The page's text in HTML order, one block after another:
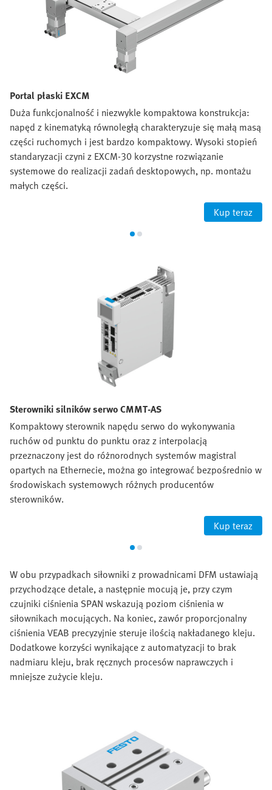
Portal płaski EXCM
Duża funkcjonalność i niezwykle kompaktowa konstrukcja:
napęd z kinematyką równoległą charakteryzuje się małą masą
części ruchomych i jest bardzo kompaktowy. Wysoki stopień
standaryzacji czyni z EXCM-30 korzystne rozwiązanie
systemowe do realizacji zadań desktopowych, np. montażu
małych części.
Kup teraz
Sterowniki silników serwo CMMT-AS
Kompaktowy sterownik napędu serwo do wykonywania
ruchów od punktu do punktu oraz z interpolacją
przeznaczony jest do różnorodnych systemów magistral
opartych na Ethernecie, można go integrować bezpośrednio w
środowiskach systemowych różnych producentów
sterowników.
Kup teraz
W obu przypadkach siłowniki z prowadnicami DFM ustawiają
przychodzące detale, a następnie mocują je, przy czym
czujniki ciśnienia SPAN wskazują poziom ciśnienia w
siłownikach mocujących. Na koniec, zawór proporcjonalny
ciśnienia VEAB precyzyjnie steruje ilością nakładanego kleju.
Dodatkowe korzyści wynikające z automatyzacji to brak
nadmiaru kleju, brak ręcznych procesów naprawczych i
mniejsze zużycie kleju.